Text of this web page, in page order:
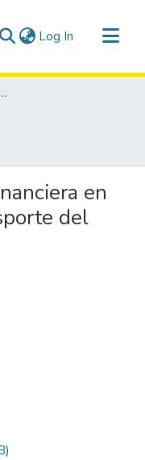
Log In (current)
en
del